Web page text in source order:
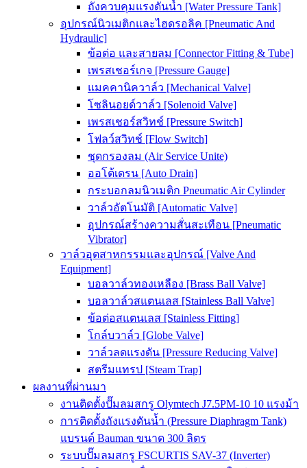
ถังควบคุมแรงดันน้ำ [Water Pressure Tank]
อุปกรณ์นิวเมติกและไฮดรอลิค [Pneumatic And
Hydraulic]
ข้อต่อ และสายลม [Connector Fitting & Tube]
เพรสเชอร์เกจ [Pressure Gauge]
แมคคานิควาล์ว [Mechanical Valve]
โซลินอยด์วาล์ว [Solenoid Valve]
เพรสเชอร์สวิทช์ [Pressure Switch]
โฟลว์สวิทช์ [Flow Switch]
ชุดกรองลม (Air Service Unite)
ออโต้เดรน [Auto Drain]
กระบอกลมนิวเมติก Pneumatic Air Cylinder
วาล์วอัตโนมัติ [Automatic Valve]
อุปกรณ์สร้างความสั่นสะเทือน [Pneumatic
Vibrator]
วาล์วอุตสาหกรรมและอุปกรณ์ [Valve And
Equipment]
บอลวาล์วทองเหลือง [Brass Ball Valve]
บอลวาล์วสแตนเลส [Stainless Ball Valve]
ข้อต่อสแตนเลส [Stainless Fitting]
โกล์บวาล์ว [Globe Valve]
วาล์วลดแรงดัน [Pressure Reducing Valve]
สตรีมแทรป [Steam Trap]
ผลงานที่ผ่านมา
งานติดตั้งปั๊มลมสกรู Olymtech J7.5PM-10 10 แรงม้า
การติดตั้งถังแรงดันน้ำ (Pressure Diaphragm Tank)
แบรนด์ Bauman ขนาด 300 ลิตร
ระบบปั๊มลมสกรู FSCURTIS SAV-37 (Inverter)